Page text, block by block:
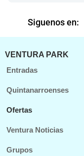
Siguenos en:
VENTURA PARK
Entradas
Quintanarroenses
Ofertas
Ventura Noticias
Grupos